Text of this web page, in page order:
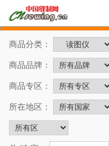
商品分类：
商品品牌：
商品专区：
所在地区：